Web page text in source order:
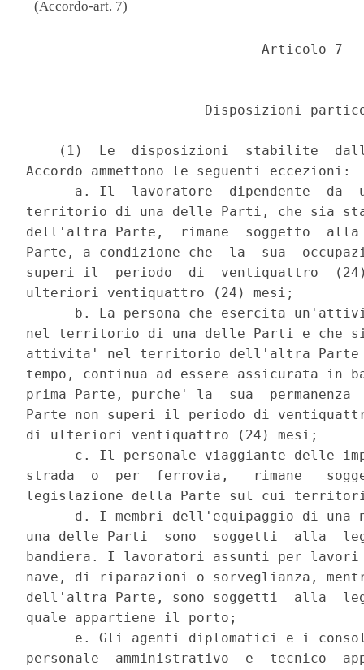
(Accordo-art. 7)
                             Articolo 7
Disposizioni
(1)  Le  disposizioni  stabilite
Accordo ammettono le seguenti eccezioni:
a. Il  lavoratore  dipendente  da
territorio di una delle Parti, che sia
dell'altra Parte,  rimane  soggetto
Parte, a condizione che  la  sua
superi il  periodo  di  ventiquattro
ulteriori ventiquattro (24) mesi;
b. La persona che esercita
nel territorio di una delle Parti e che
attivita' nel territorio dell'altra Parte
tempo, continua ad essere assicurata in
prima Parte, purche' la  sua
Parte non superi il periodo di
di ulteriori ventiquattro (24) mesi;
c. Il personale viaggiante delle
strada  o  per  ferrovia,   rimane
legislazione della Parte sul cui
d. I membri dell'equipaggio di una
una delle Parti  sono  soggetti  alla
bandiera. I lavoratori assunti per
nave, di riparazioni o sorveglianza,
dell'altra Parte, sono soggetti  alla
quale appartiene il porto;
e. Gli agenti diplomatici e i
personale  amministrativo  e  tecnico